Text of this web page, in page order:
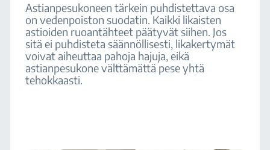
Astianpesukoneen tärkein puhdistettava osa
on vedenpoiston suodatin. Kaikki likaisten
astioiden ruoantähteet päätyvät siihen. Jos
sitä ei puhdisteta säännöllisesti, likakertymät
voivat aiheuttaa pahoja hajuja, eikä
astianpesukone välttämättä pese yhtä
tehokkaasti.